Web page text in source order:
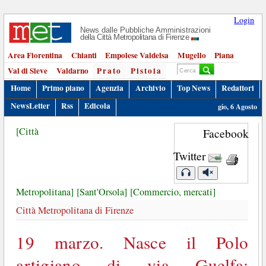
Login
News dalle Pubbliche Amministrazioni
della Città Metropolitana di Firenze
Area Fiorentina Chianti Empolese Valdelsa Mugello
Piana
Val di Sieve
Valdarno Prato
Pistoia
Home
Primo piano Agenzia Archivio Top News
Redattori
NewsLetter
Rss Edicola gio, 6 Agosto
Facebook
Twitter
[Città
Metropolitana] [Sant'Orsola] [Commercio, mercati]
Città Metropolitana di Firenze
19 marzo. Nasce il Polo